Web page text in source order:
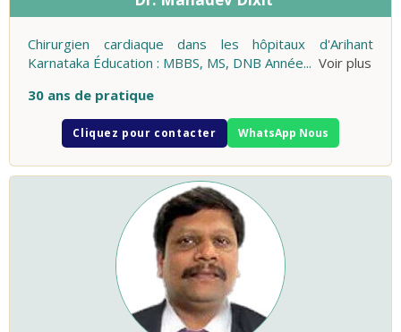
Chirurgien cardiaque dans les hôpitaux d'Arihant
Karnataka Éducation : MBBS, MS, DNB Année... Voir plus
30 ans de pratique
Cliquez pour contacter WhatsApp Nous